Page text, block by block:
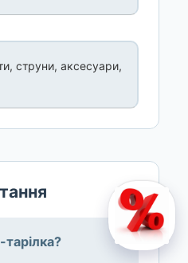
струни, аксесуари,